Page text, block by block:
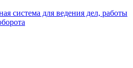
система для ведения дел, работы